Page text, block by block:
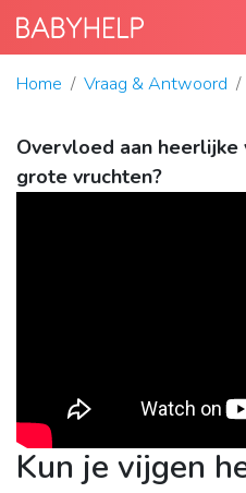
Home Vraag & Antwoord
Overvloed aan heerlijke
grote vruchten?
Kun je vijgen